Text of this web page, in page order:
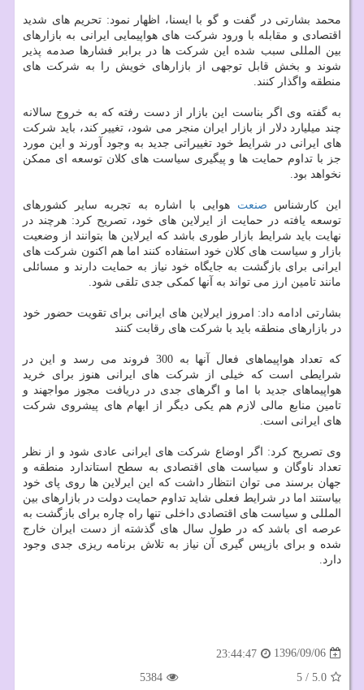
محمد بشارتی در گفت و گو با ایسنا، اظهار نمود: تحریم های شدید
اقتصادی و مقابله با ورود شركت های هواپیمایی ایرانی به بازارهای
بین المللی سبب شده این شركت ها در برابر فشارها صدمه پذیر
شوند و بخش قابل توجهی از بازارهای خویش را به شركت های
منطقه واگذار كنند.
به گفته وی اگر بناست این بازار از دست رفته كه به خروج سالانه
چند میلیارد دلار از بازار ایران منجر می شود، تغییر كند، باید شركت
های ایرانی در شرایط خود تغییراتی جدید به وجود آورند و این مورد
جز با تداوم حمایت ها و پیگیری سیاست های كلان توسعه ای ممكن
نخواهد بود.
این كارشناس صنعت هوایی با اشاره به تجربه سایر كشورهای
توسعه یافته در حمایت از ایرلاین های خود، تصریح كرد: هرچند در
نهایت باید شرایط بازار طوری باشد كه ایرلاین ها بتوانند از وضعیت
بازار و سیاست های كلان خود استفاده كنند اما هم اكنون شركت های
ایرانی برای بازگشت به جایگاه خود نیاز به حمایت دارند و مسائلی
مانند تامین ارز می تواند به آنها كمكی جدی تلقی شود.
بشارتی ادامه داد: امروز ایرلاین های ایرانی برای تقویت حضور خود
در بازارهای منطقه باید با شركت های رقابت كنند
كه تعداد هواپیماهای فعال آنها به 300 فروند می رسد و این در
شرایطی است كه خیلی از شركت های ایرانی هنوز برای خرید
هواپیماهای جدید با اما و اگرهای جدی در دریافت مجوز مواجهند و
تامین منابع مالی لازم هم یكی دیگر از ابهام های پیشروی شركت
های ایرانی است.
وی تصریح كرد: اگر اوضاع شركت های ایرانی عادی شود و از نظر
تعداد ناوگان و سیاست های اقتصادی به سطح استاندارد منطقه و
جهان برسند می توان انتظار داشت كه این ایرلاین ها روی پای خود
بیاستند اما در شرایط فعلی شاید تداوم حمایت دولت در بازارهای بین
المللی و سیاست های اقتصادی داخلی تنها راه چاره برای بازگشت به
عرصه ای باشد كه در طول سال های گذشته از دست ایران خارج
شده و برای بازپس گیری آن نیاز به تلاش برنامه ریزی جدی وجود
دارد.
1396/09/06
23:44:47
5.0
/
5
5384